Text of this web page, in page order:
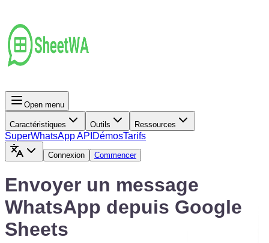
Open menu
Caractéristiques Outils Ressources
SuperWhatsApp API DémosTarifs
Connexion Commencer
Envoyer un message
WhatsApp depuis Google
Sheets